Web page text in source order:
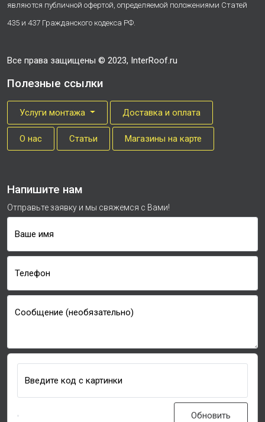
являются публичной офертой, определяемой положениями Статей
435 и 437 Гражданского кодекса РФ.
Все права защищены © 2023, InterRoof.ru
Полезные ссылки
Услуги монтажа Доставка и оплата
О нас Cтатьи Магазины на карте
Напишите нам
Отправьте заявку и мы свяжемся с Вами!
Ваше имя
Телефон
Сообщение (необязательно)
Введите код с картинки
Обновить